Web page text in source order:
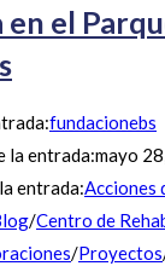
el
fundacionebs
la entrada:mayo
entrada:Acciones
/Centro de
/Proyectos